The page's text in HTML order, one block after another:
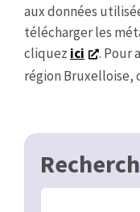
aux données
télécharger les
cliquez ici
. Pour
région Bruxelloise,